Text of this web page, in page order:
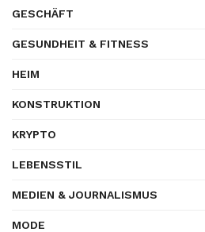
GESCHÄFT
GESUNDHEIT & FITNESS
HEIM
KONSTRUKTION
KRYPTO
LEBENSSTIL
MEDIEN & JOURNALISMUS
MODE